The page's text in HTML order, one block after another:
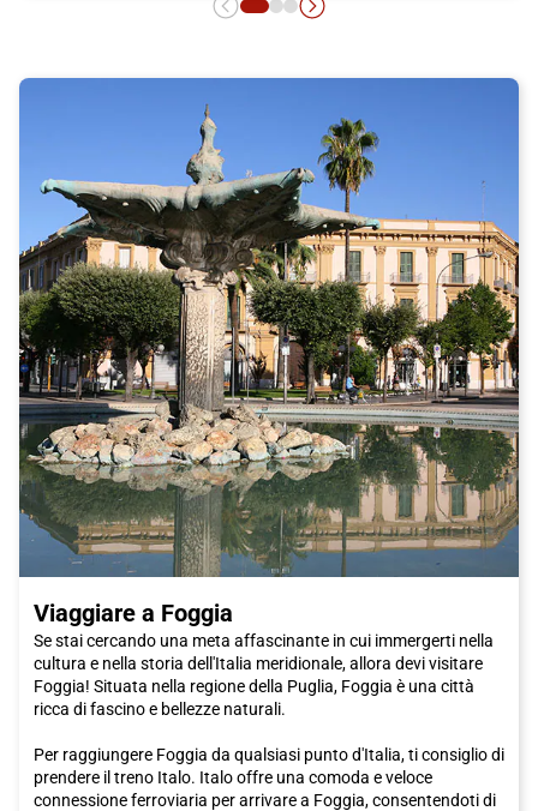
Viaggiare a Foggia
Se stai cercando una meta affascinante in cui immergerti nella
cultura e nella storia dell'Italia meridionale, allora devi visitare
Foggia! Situata nella regione della Puglia, Foggia è una città
ricca di fascino e bellezze naturali.
Per raggiungere Foggia da qualsiasi punto d'Italia, ti consiglio di
prendere il treno Italo. Italo offre una comoda e veloce
connessione ferroviaria per arrivare a Foggia, consentendoti di